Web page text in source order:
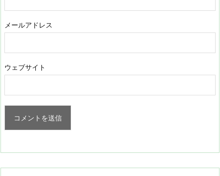
メールアドレス
ウェブサイト